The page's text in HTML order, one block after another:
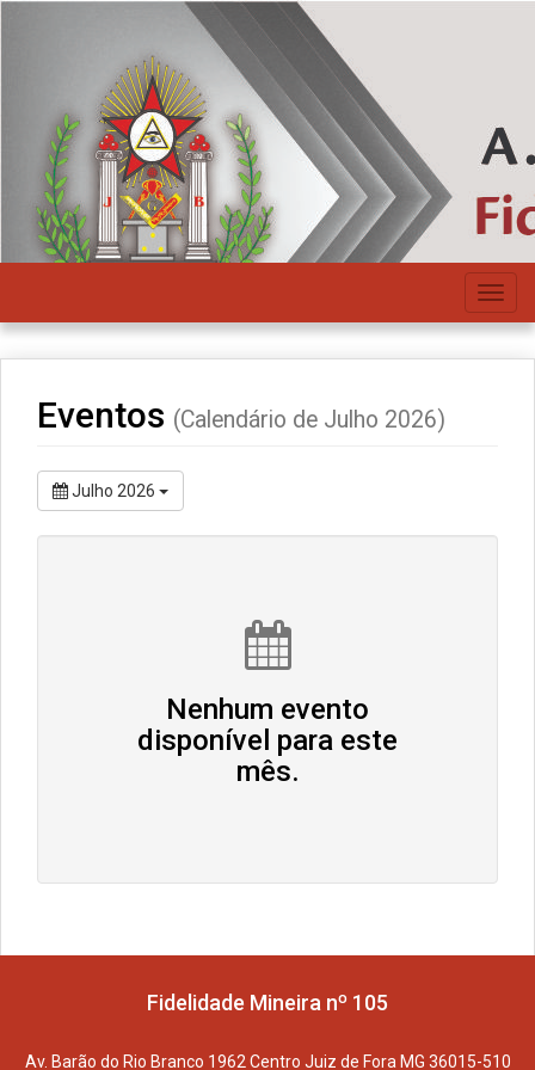
Eventos (Calendário de Julho 2026)
Julho 2026
Nenhum evento
disponível para este
mês.
Fidelidade Mineira nº 105
Av. Barão do Rio Branco 1962 Centro Juiz de Fora MG 36015-510